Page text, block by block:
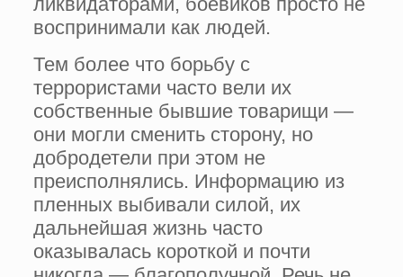
воспринимали как людей.
Тем более что борьбу с
террористами часто вели их
собственные бывшие товарищи —
они могли сменить сторону, но
добродетели при этом не
преисполнялись. Информацию из
пленных выбивали силой, их
дальнейшая жизнь часто
оказывалась короткой и почти